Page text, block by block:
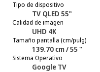
Tipo de dispositivo
TV QLED 55"
Calidad de imagen
UHD 4K
Tamaño pantalla (cm/pulg)
139.70 cm / 55 "
Sistema Operativo
Google TV